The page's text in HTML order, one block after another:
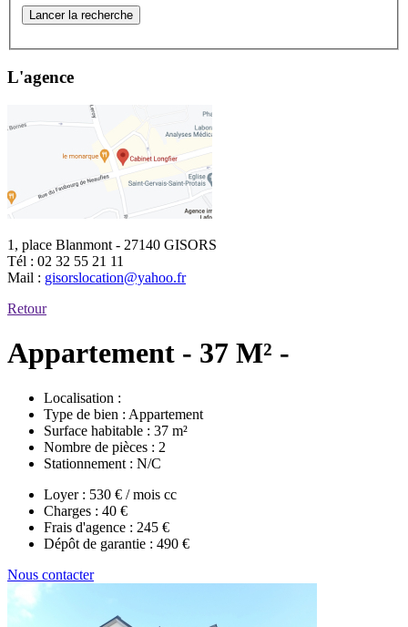
Lancer la recherche
L'agence
1, place Blanmont - 27140 GISORS
Tél : 02 32 55 21 11
Mail : gisorslocation@yahoo.fr
Retour
Appartement - 37 M² -
Localisation :
Type de bien : Appartement
Surface habitable : 37 m²
Nombre de pièces : 2
Stationnement : N/C
Loyer : 530 € / mois cc
Charges : 40 €
Frais d'agence : 245 €
Dépôt de garantie : 490 €
Nous contacter